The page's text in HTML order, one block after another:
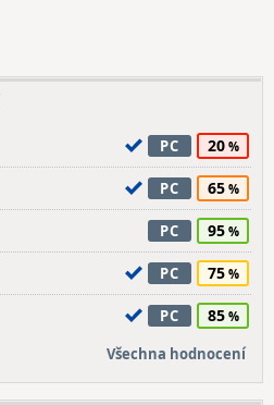
PC 20
PC 65
PC 95
PC 75
PC 85
Všechna hodnocení